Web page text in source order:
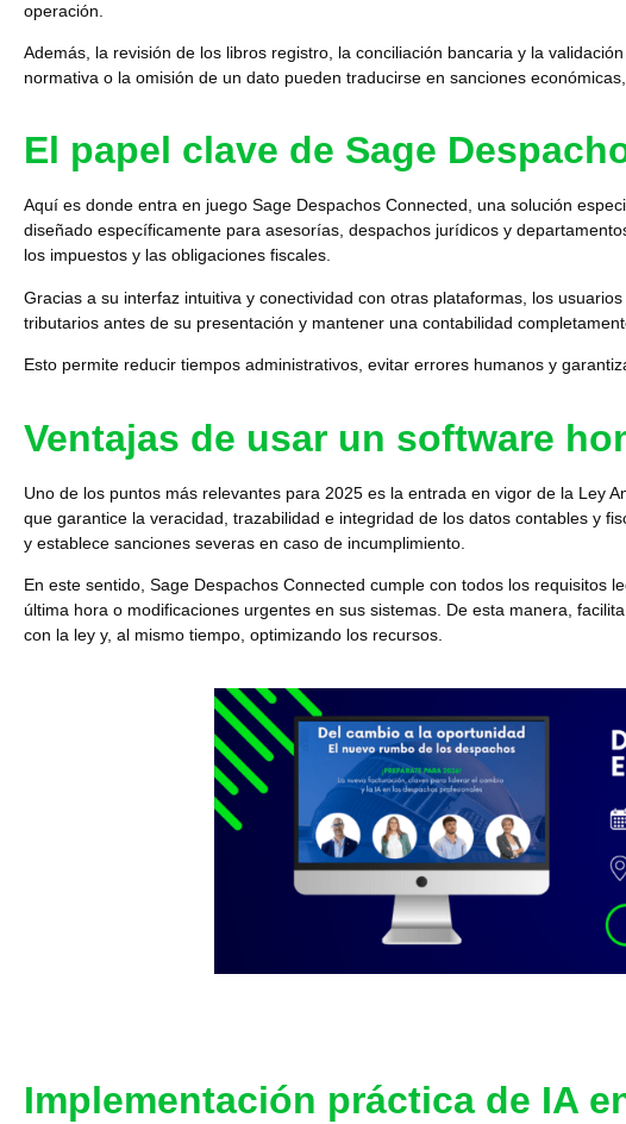
operación.
Además, la revisión de los libros registro, la conciliación bancaria y la
normativa o la omisión de un dato pueden traducirse en sanciones
El papel clave de Sage
Aquí es donde entra en juego Sage Despachos Connected, una solución
diseñado específicamente para asesorías, despachos jurídicos y
los impuestos y las obligaciones fiscales.
Gracias a su interfaz intuitiva y conectividad con otras plataformas , los
tributarios antes de su presentación y mantener una contabilidad
Esto permite reducir tiempos administrativos, evitar errores humanos y
Ventajas de usar un software
Uno de los puntos más relevantes para 2025 es la entrada en vigor de la Ley
que garantice la veracidad, trazabilidad e integridad de los datos contables y
y establece sanciones severas en caso de incumplimiento.
En este sentido, Sage Despachos Connected cumple con todos los requisitos
última hora o modificaciones urgentes en sus sistemas. De esta manera,
con la ley y, al mismo tiempo, optimizando los recursos.
Implementación práctica de IA